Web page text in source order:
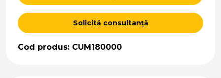
Solicită consultanță
Cod produs: CUM180000